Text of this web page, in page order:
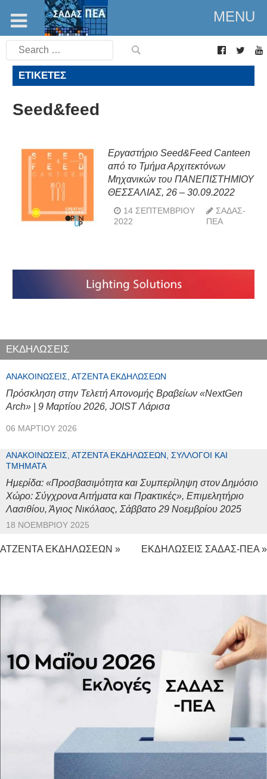
MENU
Search
for:
ΕΤΙΚΈΤΕΣ
Seed&feed
Εργαστήριο Seed&Feed Canteen
από το Τμήμα Αρχιτεκτόνων
Μηχανικών του ΠΑΝΕΠΙΣΤΗΜΙΟΥ
ΘΕΣΣΑΛΙΑΣ, 26 – 30.09.2022
14 ΣΕΠΤΕΜΒΡΊΟΥ
2022
ΣΑΔΑΣ-
ΠΕΑ
ΕΚΔΗΛΩΣΕΙΣ
ΑΝΑΚΟΙΝΏΣΕΙΣ, ΑΤΖΈΝΤΑ ΕΚΔΗΛΏΣΕΩΝ
Πρόσκληση στην Τελετή Απονομής Βραβείων «NextGen
Arch» | 9 Μαρτίου 2026, JOIST Λάρισα
06 ΜΑΡΤΊΟΥ 2026
ΑΝΑΚΟΙΝΏΣΕΙΣ, ΑΤΖΈΝΤΑ ΕΚΔΗΛΏΣΕΩΝ, ΣΎΛΛΟΓΟΙ ΚΑΙ
ΤΜΉΜΑΤΑ
Ημερίδα: «Προσβασιμότητα και Συμπερίληψη στον Δημόσιο
Χώρο: Σύγχρονα Αιτήματα και Πρακτικές», Επιμελητήριο
Λασιθίου, Άγιος Νικόλαος, Σάββατο 29 Νοεμβρίου 2025
18 ΝΟΕΜΒΡΊΟΥ 2025
ΑΤΖΕΝΤΑ ΕΚΔΗΛΩΣΕΩΝ » ΕΚΔΗΛΩΣΕΙΣ ΣΑΔΑΣ-ΠΕΑ »